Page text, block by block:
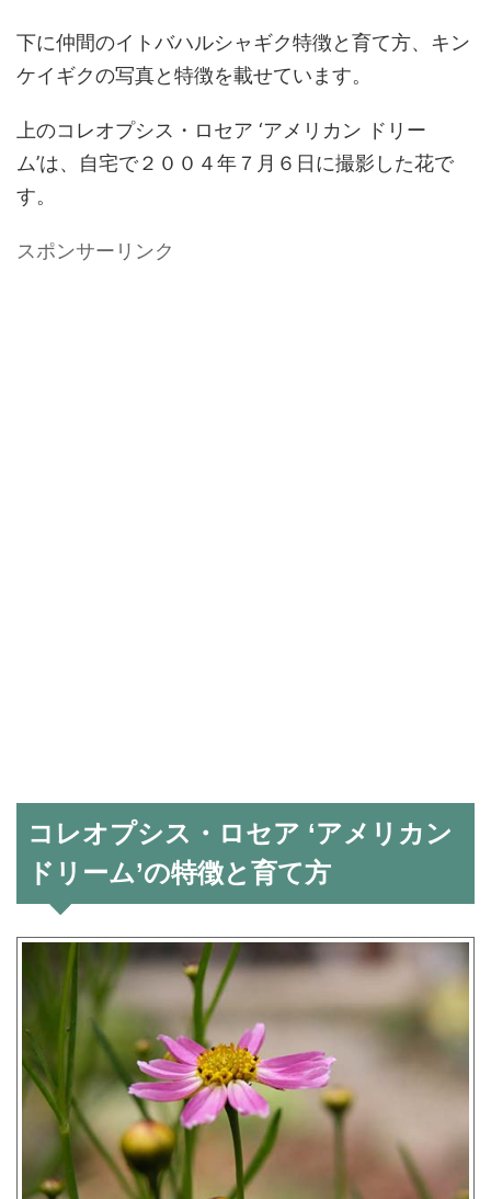
下に仲間のイトバハルシャギク特徴と育て方、キン
ケイギクの写真と特徴を載せています。
上のコレオプシス・ロセア ‘アメリカン ドリー
ム’は、自宅で２００４年７月６日に撮影した花で
す。
スポンサーリンク
コレオプシス・ロセア ‘アメリカン
ドリーム’の特徴と育て方